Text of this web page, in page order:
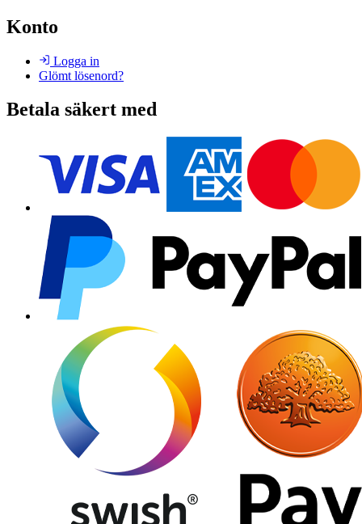
Konto
Logga in
Glömt lösenord?
Betala säkert med